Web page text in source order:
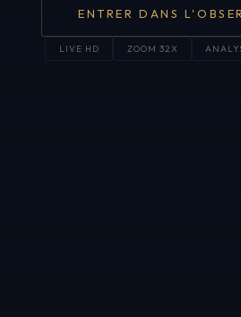
ENTRER DANS
LIVE HD ZOOM 32X